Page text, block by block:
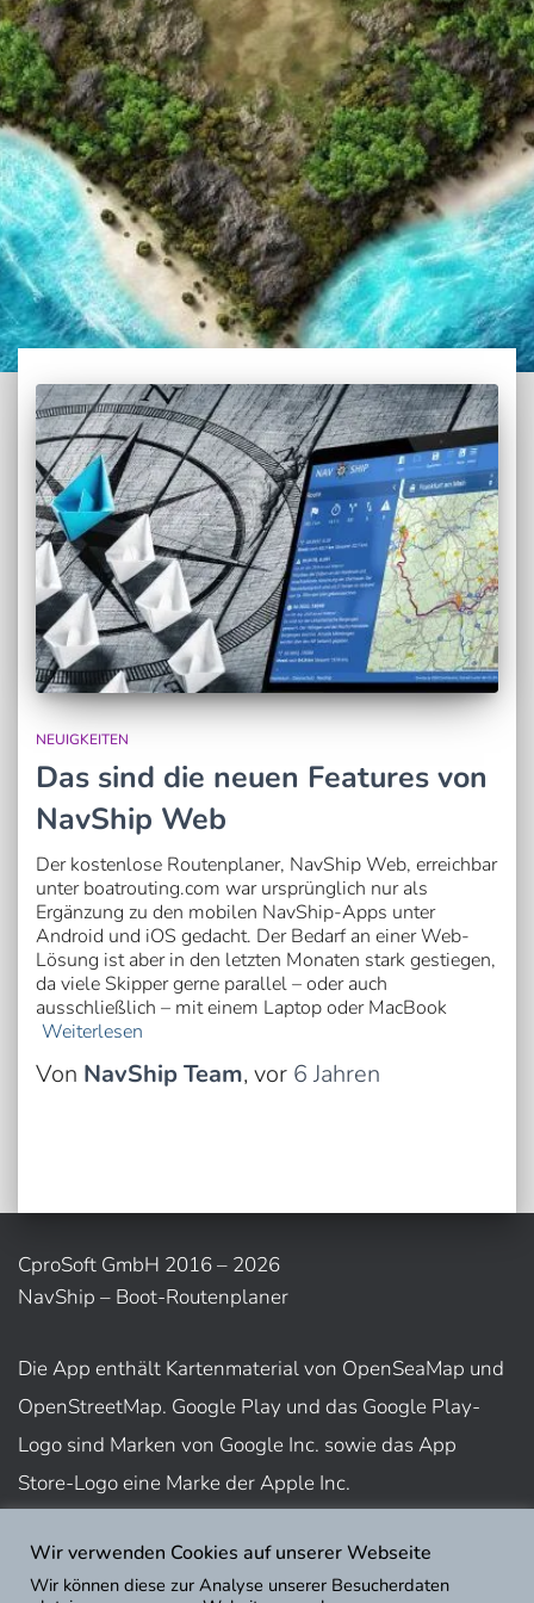
NEUIGKEITEN
Das sind die neuen Features von
NavShip Web
Der kostenlose Routenplaner, NavShip Web, erreichbar
unter boatrouting.com war ursprünglich nur als
Ergänzung zu den mobilen NavShip-Apps unter
Android und iOS gedacht. Der Bedarf an einer Web-
Lösung ist aber in den letzten Monaten stark gestiegen,
da viele Skipper gerne parallel – oder auch
ausschließlich – mit einem Laptop oder MacBook
Weiterlesen
Von NavShip Team, vor 6 Jahren
CproSoft GmbH 2016 – 2026
NavShip – Boot-Routenplaner
Die App enthält Kartenmaterial von OpenSeaMap und
OpenStreetMap. Google Play und das Google Play-
Logo sind Marken von Google Inc. sowie das App
Store-Logo eine Marke der Apple Inc.
Nutzungsbedingungen
Impressum
Wir verwenden Cookies auf unserer Webseite
Wir können diese zur Analyse unserer Besucherdaten